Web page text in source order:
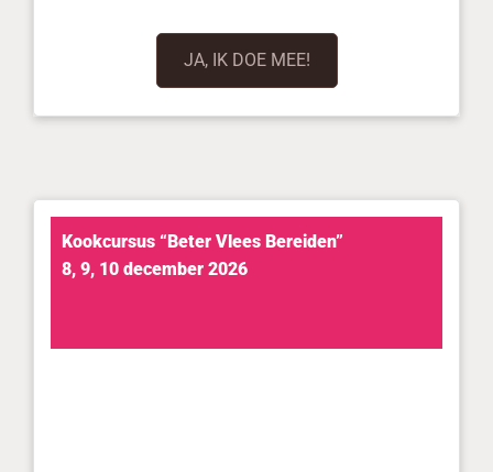
JA, IK DOE MEE!
Kookcursus “Beter Vlees Bereiden”
8, 9, 10 december 2026